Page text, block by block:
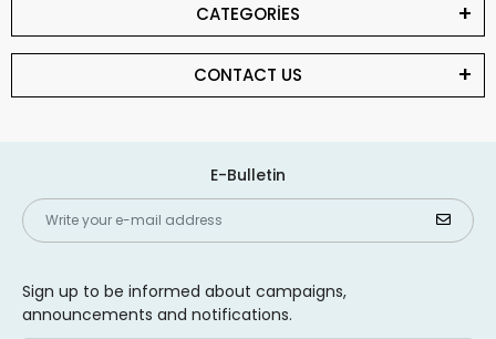
CATEGORİES
CONTACT US
E-Bulletin
Sign up to be informed about campaigns,
announcements and notifications.